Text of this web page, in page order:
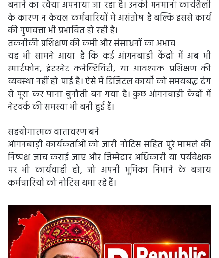
बनाने का रवैया अपनाया जा रहा है। उनकी मनमानी कार्यशैली
के कारण न केवल कर्मचारियों में असंतोष है बल्कि इससे कार्य
की गुणवत्ता भी प्रभावित हो रही है।
तकनीकी प्रशिक्षण की कमी और संसाधनों का अभाव
यह भी सामने आया है कि कई आंगनबाड़ी केंद्रों में अब भी
स्मार्टफोन, इंटरनेट कनेक्टिविटी, या आवश्यक प्रशिक्षण की
व्यवस्था नहीं हो पाई है। ऐसे में डिजिटल कार्यों को समयबद्ध ढंग
से पूरा कर पाना चुनौती बन गया है। कुछ आंगनवाड़ी केंद्रों में
नेटवर्क की समस्या भी बनी हुई हैं।
सहयोगात्मक वातावरण बने
आंगनबाड़ी कार्यकर्ताओं को जारी नोटिस सहित पूरे मामले की
निष्पक्ष जांच कराई जाए और जिम्मेदार अधिकारी या पर्यवेक्षक
पर भी कार्यवाही हो, जो अपनी भूमिका निभाने के बजाय
कर्मचारियों को नोटिस थमा रहे हैं।